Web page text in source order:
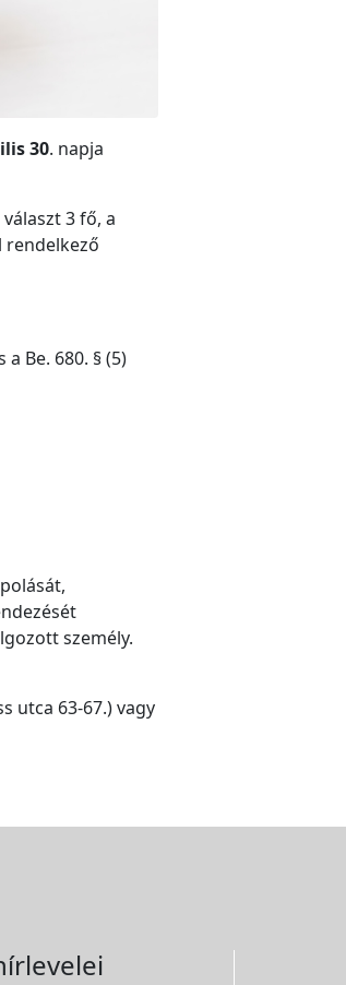
30. napja
3 fő, a
rendelkező
Be. 680. § (5)
személy.
utca 63-67.) vagy